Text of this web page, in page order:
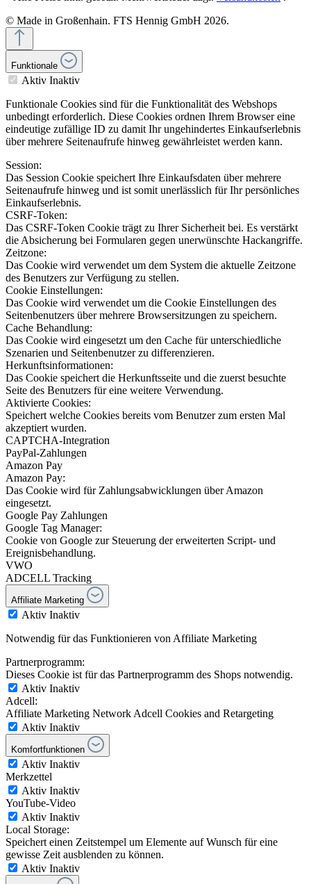
© Made in Großenhain. FTS Hennig GmbH 2026.
Funktionale
Aktiv Inaktiv
Funktionale Cookies sind für die Funktionalität des Webshops
unbedingt erforderlich. Diese Cookies ordnen Ihrem Browser eine
eindeutige zufällige ID zu damit Ihr ungehindertes Einkaufserlebnis
über mehrere Seitenaufrufe hinweg gewährleistet werden kann.
Session:
Das Session Cookie speichert Ihre Einkaufsdaten über mehrere
Seitenaufrufe hinweg und ist somit unerlässlich für Ihr persönliches
Einkaufserlebnis.
CSRF-Token:
Das CSRF-Token Cookie trägt zu Ihrer Sicherheit bei. Es verstärkt
die Absicherung bei Formularen gegen unerwünschte Hackangriffe.
Zeitzone:
Das Cookie wird verwendet um dem System die aktuelle Zeitzone
des Benutzers zur Verfügung zu stellen.
Cookie Einstellungen:
Das Cookie wird verwendet um die Cookie Einstellungen des
Seitenbenutzers über mehrere Browsersitzungen zu speichern.
Cache Behandlung:
Das Cookie wird eingesetzt um den Cache für unterschiedliche
Szenarien und Seitenbenutzer zu differenzieren.
Herkunftsinformationen:
Das Cookie speichert die Herkunftsseite und die zuerst besuchte
Seite des Benutzers für eine weitere Verwendung.
Aktivierte Cookies:
Speichert welche Cookies bereits vom Benutzer zum ersten Mal
akzeptiert wurden.
CAPTCHA-Integration
PayPal-Zahlungen
Amazon Pay
Amazon Pay:
Das Cookie wird für Zahlungsabwicklungen über Amazon
eingesetzt.
Google Pay Zahlungen
Google Tag Manager:
Cookie von Google zur Steuerung der erweiterten Script- und
Ereignisbehandlung.
VWO
ADCELL Tracking
Affiliate Marketing
Aktiv Inaktiv
Notwendig für das Funktionieren von Affiliate Marketing
Partnerprogramm:
Dieses Cookie ist für das Partnerprogramm des Shops notwendig.
Aktiv Inaktiv
Adcell:
Affiliate Marketing Network Adcell Cookies and Retargeting
Aktiv Inaktiv
Komfortfunktionen
Aktiv Inaktiv
Merkzettel
Aktiv Inaktiv
YouTube-Video
Aktiv Inaktiv
Local Storage:
Speichert einen Zeitstempel um Elemente auf Wunsch für eine
gewisse Zeit ausblenden zu können.
Aktiv Inaktiv